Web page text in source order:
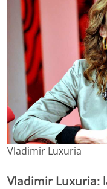
Vladimir Luxuria
Vladimir Luxuria: